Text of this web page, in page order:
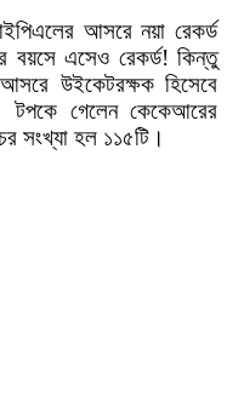
আসরে নয়া রেকর্ড
বয়সে এসেও রেকর্ড! কিন্তু
উইকেটরক্ষক হিসেবে
টপকে গেলেন কেকেআরের
সংখ্যা হল ১১৫টি।